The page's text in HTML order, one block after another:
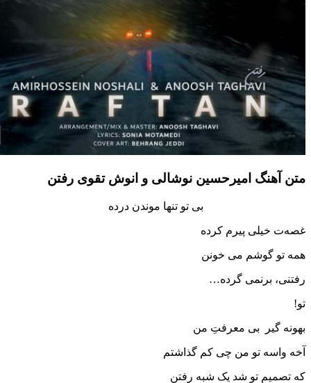
امیرحسین نوشالی و انوش تقوی رفتن
بی تو تنها موندن درده
خیلی پیرم کرده
گوشم می خونن
برنمی گرده…
گیر بی معرفتِ من
تو من چی کم گذاشتم
تو شد یک شبه رفتن